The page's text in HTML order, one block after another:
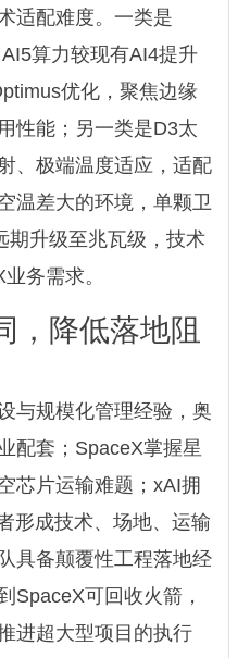
适配难度。一类是
算力较现有AI4提升
优化，聚焦边缘
性能；另一类是D3太
、极端温度适应，适配
温差大的环境，单颗卫
期升级至兆瓦级，技术
务需求。
，降低落地阻
与规模化管理经验，奥
配套；SpaceX掌握星
芯片运输难题；xAI拥
形成技术、场地、运输
具备颠覆性工程落地经
SpaceX可回收火箭，
进超大型项目的执行